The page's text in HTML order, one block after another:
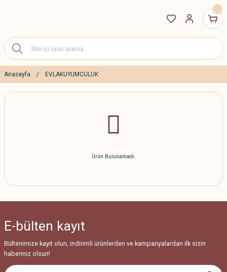
Anasayfa EVLAKUYUMCULUK
Ürün Bulunamadı.
E-bülten kayıt
Bültenimize kayıt olun, indirimli ürünlerden ve kampanyalardan ilk sizin
haberiniz olsun!